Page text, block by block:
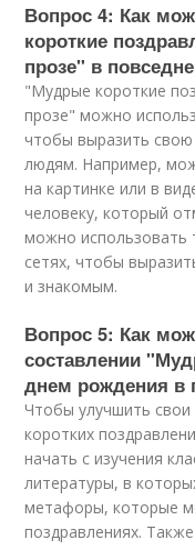
Вопрос 4: Как
короткие
прозе" в
"Мудрые короткие
прозе" можно
чтобы выразить
людям. Например,
на картинке или в
человеку, который
можно использовать
сетях, чтобы
и знакомым.
Вопрос 5: Как
составлении
днем рождения в
Чтобы улучшить
коротких
начать с изучения
литературы, в
метафоры, которые
поздравлениях.